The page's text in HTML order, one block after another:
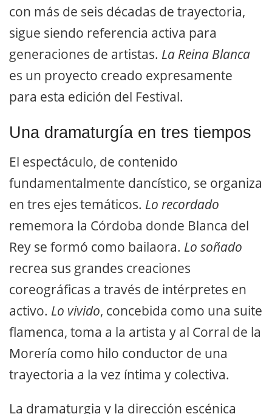
con más de seis décadas de trayectoria,
sigue siendo referencia activa para
generaciones de artistas. La Reina Blanca
es un proyecto creado expresamente
para esta edición del Festival.
Una dramaturgía en tres tiempos
El espectáculo, de contenido
fundamentalmente dancístico, se organiza
en tres ejes temáticos. Lo recordado
rememora la Córdoba donde Blanca del
Rey se formó como bailaora. Lo soñado
recrea sus grandes creaciones
coreográficas a través de intérpretes en
activo. Lo vivido, concebida como una suite
flamenca, toma a la artista y al Corral de la
Morería como hilo conductor de una
trayectoria a la vez íntima y colectiva.
La dramaturgia y la dirección escénica